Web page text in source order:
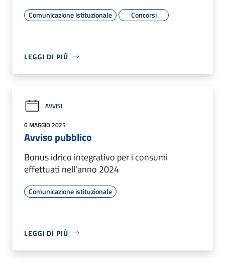
Comunicazione istituzionale Concorsi
LEGGI DI PIÙ
AVVISI
6 MAGGIO 2025
Avviso pubblico
Bonus idrico integrativo per i consumi
effettuati nell'anno 2024
Comunicazione istituzionale
LEGGI DI PIÙ